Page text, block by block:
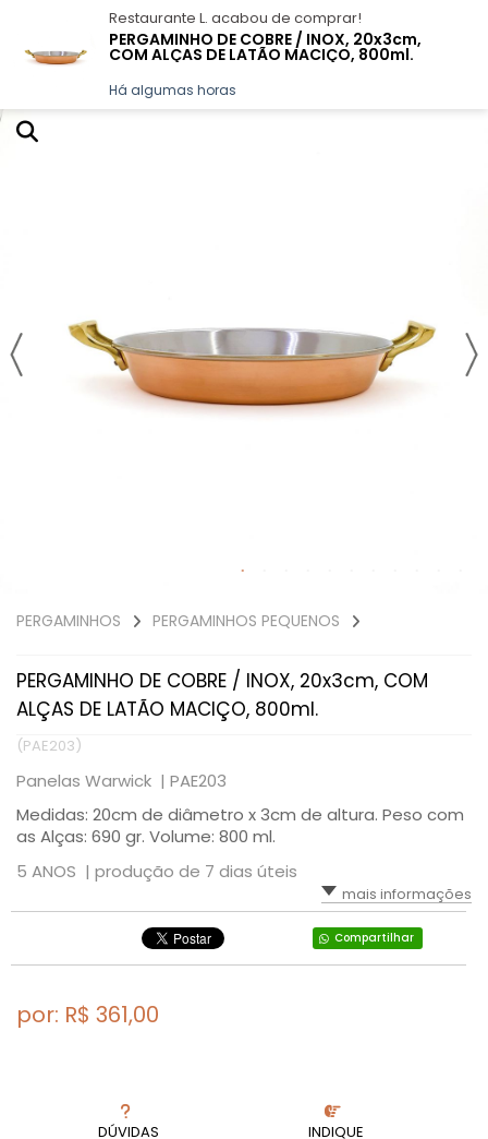
GALERIA DE FOTOS LIMPEZA E DICAS
PERGAMINHOS PERGAMINHOS PEQUENOS
PERGAMINHO DE COBRE / INOX, 20x3cm, COM
ALÇAS DE LATÃO MACIÇO, 800ml.
(PAE203)
Panelas Warwick | PAE203
Medidas: 20cm de diâmetro x 3cm de altura. Peso com
as Alças: 690 gr. Volume: 800 ml.
5 ANOS | produção de 7 dias úteis
mais informações
Compartilhar
DÚVIDAS INDIQUE
por: R$ 361,00
Restaurante L. acabou de comprar!
PERGAMINHO DE COBRE / INOX, 20x3cm,
COM ALÇAS DE LATÃO MACIÇO, 800ml.
Há algumas horas